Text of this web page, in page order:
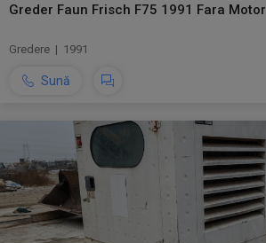
Greder Faun Frisch F75 1991 Fara Motor
Gredere | 1991
Sună